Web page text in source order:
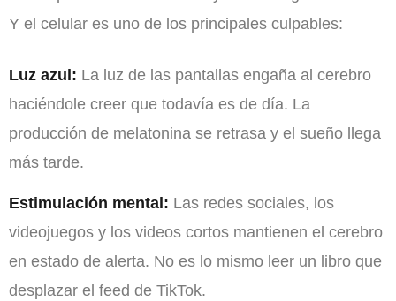
Y el celular es uno de los principales culpables:
Luz azul: La luz de las pantallas engaña al cerebro
haciéndole creer que todavía es de día. La
producción de melatonina se retrasa y el sueño llega
más tarde.
Estimulación mental: Las redes sociales, los
videojuegos y los videos cortos mantienen el cerebro
en estado de alerta. No es lo mismo leer un libro que
desplazar el feed de TikTok.